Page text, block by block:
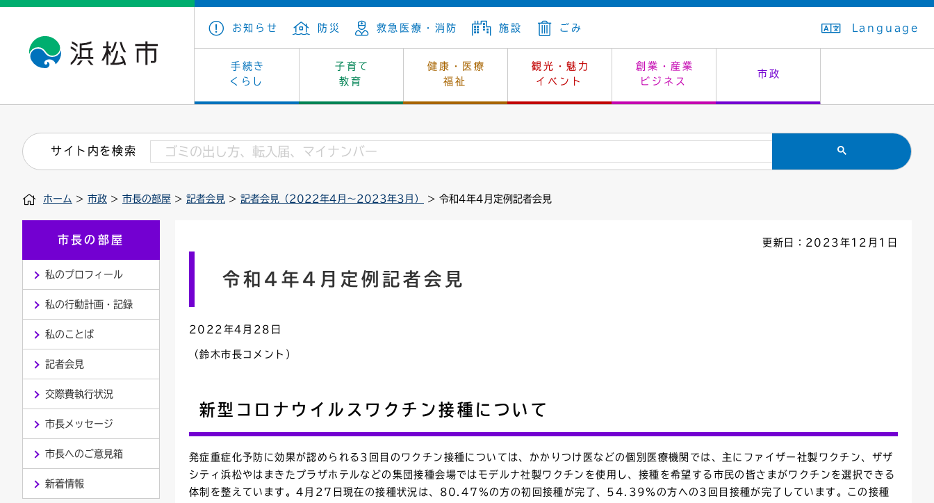
お知らせ 防災 救急医療・消防 施設 ごみ Language
手続き
くらし
子育て
教育
健康・医療
福祉
観光・魅力
イベント
創業・産業
ビジネス
市政
戸籍・住民の手続き 保険・年金 上下水道 生活排水
住まい・建築 墓地・斎場 消費生活 市民安全
税金 法人税 環境
道路・交通・河川
印鑑登録証明書
道路台帳
連絡ごみ
子育て・青少年・若者 教育 生涯学習 教育委員会
看護専門学校 学級閉鎖 幼稚園一覧 入学式・卒業式
小学校一覧 中学校一覧
健康・医療 福祉 休日当番医 救急・夜間診療
介護保険 保健所 感染症
文化・芸術 文化財 レジャー・スポーツ 施設予約（まつぼっくり）
浜松・浜名湖だいすきネット はじめよう、ハマライフ はたちの集い
産業振興 カーボンニュートラル 土地 指定管理者制度
発注情報(入札・契約) 福祉・介護 環境対策 公共事業の技術監理
募集 雇用・就労 企業立地
市の概要 庁舎案内 市長の部屋 議会
外郭団体 統計 選挙 オープンデータ
職員採用 市有財産 例規・公示
行政区
会議
附属機関
ユニバーサルデザイン
サイト内を検索
ホーム > 市政 > 市長の部屋 > 記者会見 > 記者会見（2022年4月～2023年3月） > 令和4年4月定例記者会見
市長の部屋
私のプロフィール
私の行動計画・記録
私のことば
記者会見
交際費執行状況
市長メッセージ
市長へのご意見箱
新着情報
更新日：2023年12月1日
令和4年4月定例記者会見
2022年4月28日
（鈴木市長コメント）
新型コロナウイルスワクチン接種について
発症重症化予防に効果が認められる3回目のワクチン接種については、かかりつけ医などの個別医療機関では、主にファイザー社製ワクチン、ザザ
シティ浜松やはまきたプラザホテルなどの集団接種会場ではモデルナ社製ワクチンを使用し、接種を希望する市民の皆さまがワクチンを選択できる
体制を整えています。4月27日現在の接種状況は、80.47％の方の初回接種が完了、54.39％の方への3回目接種が完了しています。この接種